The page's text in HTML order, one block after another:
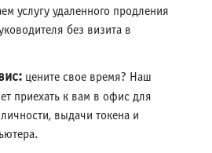
услугу удаленного продления
без визита в
цените свое время? Наш
приехать к вам в офис для
выдачи токена и